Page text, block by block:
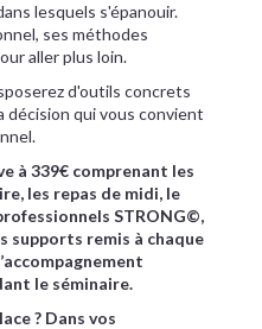
lesquels s'épanouir.
ses méthodes
aller plus loin.
d'outils concrets
qui vous convient
à 339€ comprenant les
les repas de midi, le
STRONG©,
supports remis à chaque
le séminaire.
? ​Dans vos